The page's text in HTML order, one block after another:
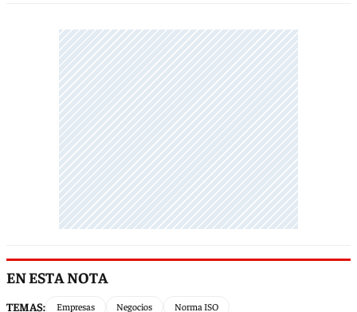
EN ESTA NOTA
TEMAS: Empresas Negocios Norma ISO